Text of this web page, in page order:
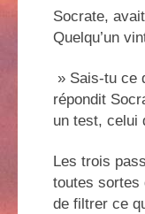
Socrate,
Quelqu’un
» Sais-tu ce
répondit
un test, celui
Les trois
toutes sortes
de filtrer ce